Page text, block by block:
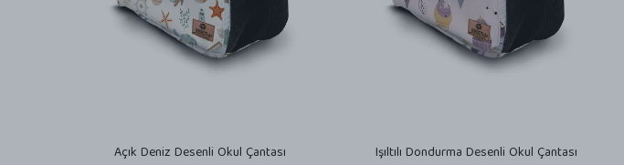
Açık Deniz Desenli Okul Çantası Işıltılı Dondurma Desenli Okul Çantası